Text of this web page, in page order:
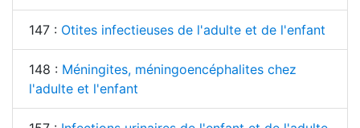
147 : Otites infectieuses de l'adulte et de l'enfant
148 : Méningites, méningoencéphalites chez
l'adulte et l'enfant